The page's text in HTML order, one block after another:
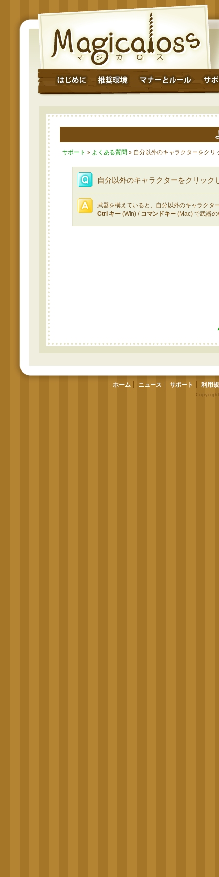
サポート » よくある質問 » 自分以外のキャラクターをクリ
自分以外のキャラクターをクリッ
武器を構えていると、自分以外のキャラクタ
Ctrl キー(Win) / コマンドキー(Mac) で武器の
ホーム ニュース サポート 利用